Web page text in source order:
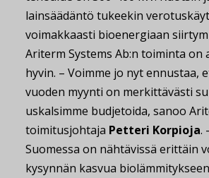
lainsäädäntö tukeekin
voimakkaasti bioenergiaan
Ariterm Systems Ab:n toiminta
hyvin. – Voimme jo nyt ennustaa,
vuoden myynti on merkittävästi
uskalsimme budjetoida, sanoo
toimitusjohtaja Petteri Korpioja.
Suomessa on nähtävissä erittäin
kysynnän kasvua